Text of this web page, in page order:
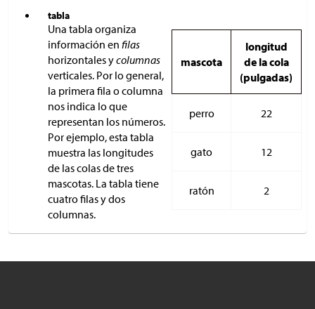
tabla
Una tabla organiza
información en filas
horizontales ycolumnas
verticales. Por lo general,
la primera fila o columna
nos indica lo que
representan los números.
Por ejemplo, esta tabla
muestra las longitudes
de las colas de tres
mascotas. La tabla tiene
cuatro filas y dos
columnas.
mascota
longitud
de la cola
(pulgadas)
perro 22
gato 12
ratón 2